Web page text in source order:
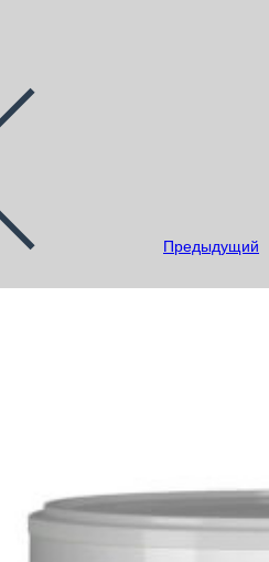
Предыдущий